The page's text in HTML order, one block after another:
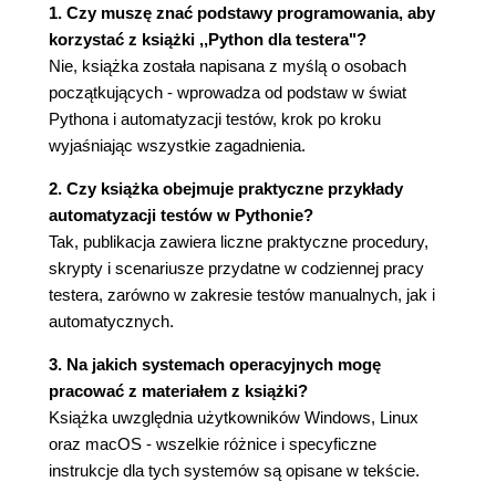
Funkcje i metody matematyczne 60
Napisy w Pythonie 61
Notacja f" 63
Kłopotliwy dwukropek, czyli zakresy w
Pythonie 66
Konwersje napisów na liczby (i odwrotnie) 66
Zamiana napisów na listy elementów 67
Pętle for i while 67
Funkcje i procedury 70
Pierwsza funkcja 70
Parametry domyślne 71
Rekurencja 71
73
Zasięg zmiennych 74
Notacja z kropką 75
Gotowe klasy biblioteczne 76
1. Czy muszę znać podstawy programowania, aby
korzystać z książki ,,Python dla testera"?
Nie, książka została napisana z myślą o osobach
początkujących - wprowadza od podstaw w świat
Pythona i automatyzacji testów, krok po kroku
wyjaśniając wszystkie zagadnienia.
2. Czy książka obejmuje praktyczne przykłady
automatyzacji testów w Pythonie?
Tak, publikacja zawiera liczne praktyczne procedury,
skrypty i scenariusze przydatne w codziennej pracy
testera, zarówno w zakresie testów manualnych, jak i
automatycznych.
3. Na jakich systemach operacyjnych mogę
pracować z materiałem z książki?
Książka uwzględnia użytkowników Windows, Linux
oraz macOS - wszelkie różnice i specyficzne
instrukcje dla tych systemów są opisane w tekście.